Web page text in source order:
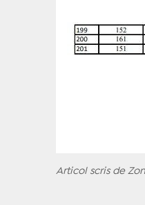
Articol scris de